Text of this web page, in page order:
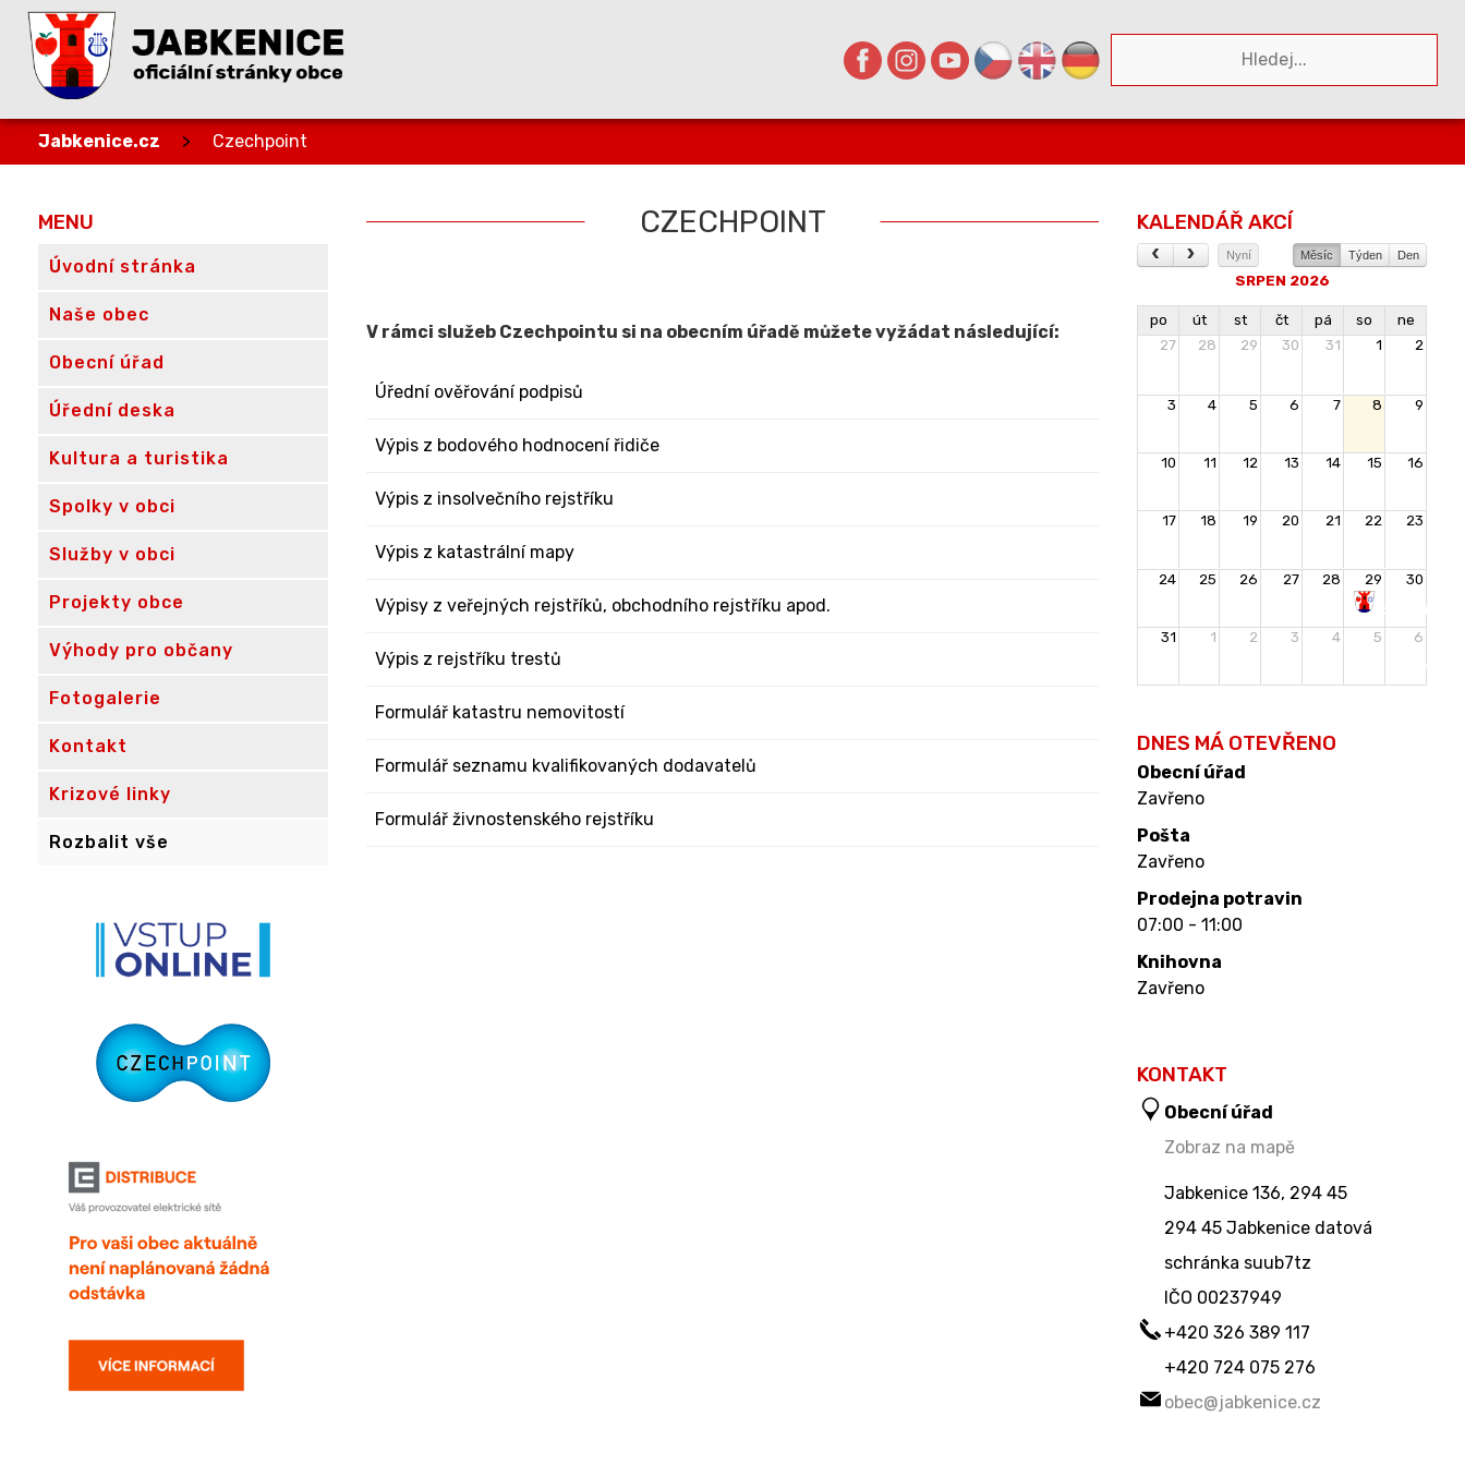
Jabkenice.cz > Czechpoint
MENU
Úvodní stránka
Naše obec
Obecní úřad
Úřední deska
Kultura a turistika
Spolky v obci
Služby v obci
Projekty obce
Výhody pro občany
Fotogalerie
Kontakt
Krizové linky
Rozbalit vše
CZECHPOINT
V rámci služeb Czechpointu si na obecním úřadě můžete vyžádat následující:
Úřední ověřování podpisů
Výpis z bodového hodnocení řidiče
Výpis z insolvečního rejstříku
Výpis z katastrální mapy
Výpisy z veřejných rejstříků, obchodního rejstříku apod.
Výpis z rejstříku trestů
Formulář katastru nemovitostí
Formulář seznamu kvalifikovaných dodavatelů
Formulář živnostenského rejstříku
KALENDÁŘ AKCÍ
Nyní Měsíc Týden Den
SRPEN 2026
po út st čt pá so
ne
27
28 29 30 31 1 2
3 4 5 6 7 8 9
10 11 12 13 14 15 16
17 18 19 20 21 22 23
24 25 26 27 28 29
30
Rozloučení
prázdninami
31 1 2 3 4 5 6
DNES MÁ OTEVŘENO
Obecní úřad
Zavřeno
Pošta
Zavřeno
Prodejna potravin
07:00 - 11:00
Knihovna
Zavřeno
KONTAKT
Obecní úřad
Zobraz na mapě
Jabkenice 136, 294 45
294 45 Jabkenice datová
schránka suub7tz
IČO 00237949
+420 326 389 117
+420 724 075 276
obec@jabkenice.cz